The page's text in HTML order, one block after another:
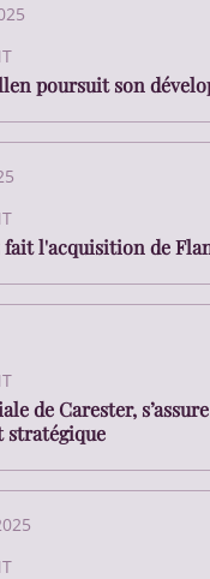
poursuit son
fait l'acquisition de
de Carester,
stratégique